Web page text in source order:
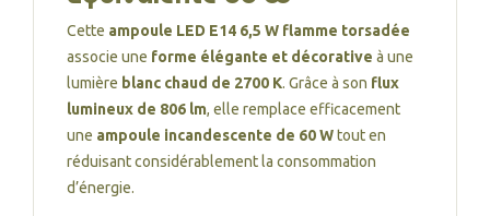
Cette ampoule LED E14 6,5 W flamme torsadée
associe une forme élégante et décorative à une
lumière blanc chaud de 2700 K. Grâce à son flux
lumineux de 806 lm, elle remplace efficacement
une ampoule incandescente de 60 Wtout en
réduisant considérablement la consommation
d’énergie.